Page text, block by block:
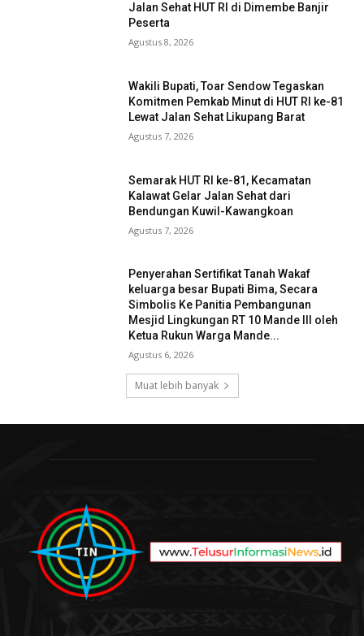
Jalan Sehat HUT RI di Dimembe Banjir
Peserta
Agustus 8, 2026
Wakili Bupati, Toar Sendow Tegaskan
Komitmen Pemkab Minut di HUT RI ke-81
Lewat Jalan Sehat Likupang Barat
Agustus 7, 2026
Semarak HUT RI ke-81, Kecamatan
Kalawat Gelar Jalan Sehat dari
Bendungan Kuwil-Kawangkoan
Agustus 7, 2026
Penyerahan Sertifikat Tanah Wakaf
keluarga besar Bupati Bima, Secara
Simbolis Ke Panitia Pembangunan
Mesjid Lingkungan RT 10 Mande III oleh
Ketua Rukun Warga Mande...
Agustus 6, 2026
Muat lebih banyak